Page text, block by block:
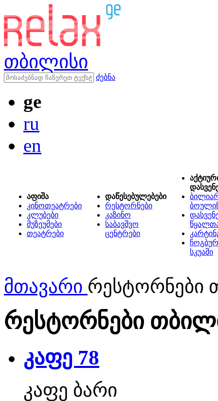
თბილისი
ძებნა
ge
ru
en
აფიშა
კინოთეატრები
კლუბები
მუზეუმები
თეატრები
დაწესებულებები
რესტორნები
კაზინო
საბავშვო
ცენტრები
სკუაში
მთავარი რესტორნები
რესტორნები
კაფე 78
კაფე ბარი